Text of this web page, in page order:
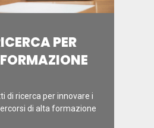
PER
di ricerca per innovare i
di alta formazione